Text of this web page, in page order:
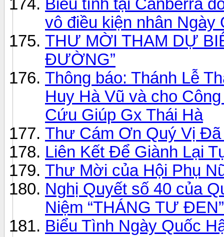
Biểu tình tại Canberra
vô điều kiện nhân Ngày
THƯ MỜI THAM DỰ
ĐƯỜNG”
Thông báo: Thánh Lễ
Huy Hà Vũ và cho
Cứu Giúp Gx Thái Hà
Thư Cám Ơn Quý Vị
Liên Kết Để Giành Lại
Thư Mời của Hội Phụ
Nghị Quyết số 40 của
Niệm “THÁNG TƯ ĐEN”
Biểu Tình Ngày Quốc